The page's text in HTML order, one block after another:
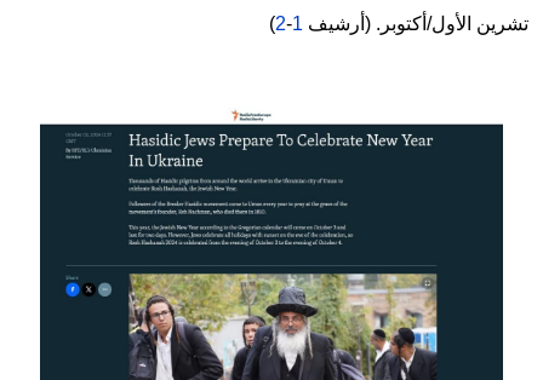
تشرين الأول/أكتوبر. (أرشيف 1
-
2
)
Image